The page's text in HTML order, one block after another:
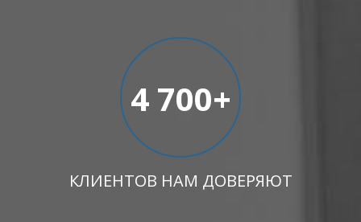
4 700+
КЛИЕНТОВ НАМ ДОВЕРЯЮТ